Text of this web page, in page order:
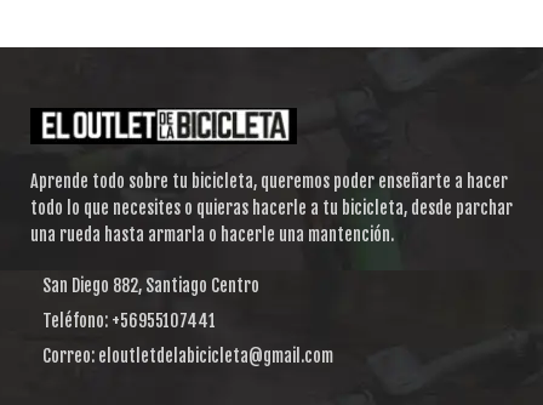
Aprende todo sobre tu bicicleta, queremos poder enseñarte a hacer
todo lo que necesites o quieras hacerle a tu bicicleta, desde parchar
una rueda hasta armarla o hacerle una mantención.
San Diego 882, Santiago Centro
Teléfono: +56955107441
Correo: eloutletdelabicicleta@gmail.com